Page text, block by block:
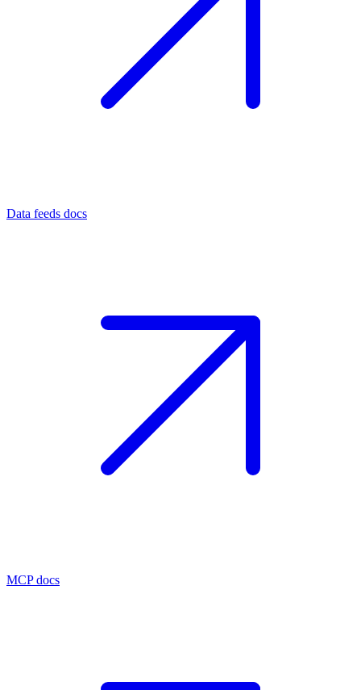
Data feeds docs
MCP docs